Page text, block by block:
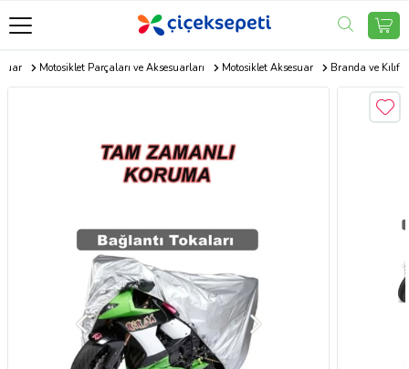
Motosiklet Parçaları ve Aksesuarları Motosiklet Aksesuar Branda ve Kılıf